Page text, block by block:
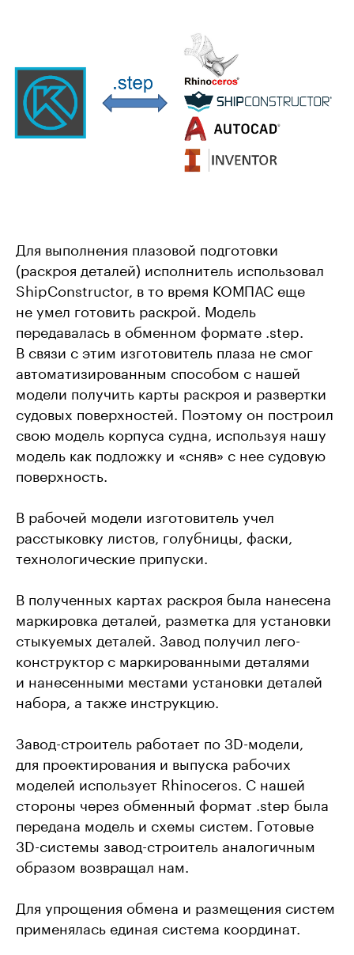
Для выполнения плазовой подготовки
(раскроя деталей) исполнитель использовал
ShipConstructor, в то время КОМПАС еще
не умел готовить раскрой. Модель
передавалась в обменном формате .step.
В связи с этим изготовитель плаза не смог
автоматизированным способом с нашей
модели получить карты раскроя и развертки
судовых поверхностей. Поэтому он построил
свою модель корпуса судна, используя нашу
модель как подложку и «сняв» с нее судовую
поверхность.
В рабочей модели изготовитель учел
расстыковку листов, голубницы, фаски,
технологические припуски.
В полученных картах раскроя была нанесена
маркировка деталей, разметка для установки
стыкуемых деталей. Завод получил лего-
конструктор с маркированными деталями
и нанесенными местами установки деталей
набора, а также инструкцию.
Завод-строитель работает по 3D-модели,
для проектирования и выпуска рабочих
моделей использует Rhinoceros. С нашей
стороны через обменный формат .step была
передана модель и схемы систем. Готовые
3D-системы завод-строитель аналогичным
образом возвращал нам.
Для упрощения обмена и размещения систем
применялась единая система координат.